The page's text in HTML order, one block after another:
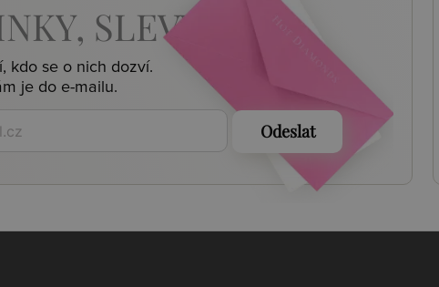
SLEVY, AKCE
kdo se o nich dozví.
je do e-mailu.
Odeslat